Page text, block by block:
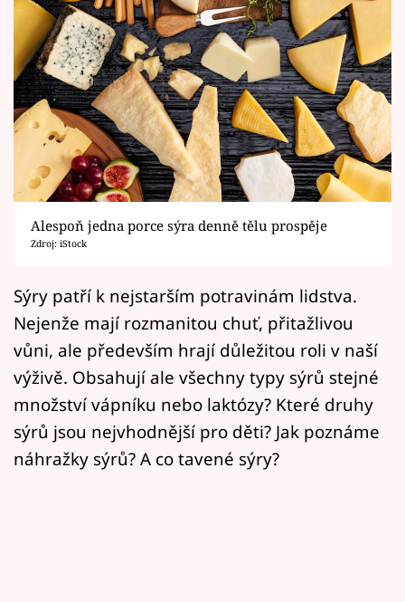
Vztahy
Seriály
Horoskopy
Sledujte prima+
Filmový festival Karlovy Vary
Pořady
Mámy sobě
Přihlášení
Sledujte nás
Alespoň jedna porce sýra denně tělu prospěje
Zdroj: iStock
Sýry patří k nejstarším potravinám lidstva.
Nejenže mají rozmanitou chuť, přitažlivou
vůni, ale především hrají důležitou roli v naší
výživě. Obsahují ale všechny typy sýrů stejné
množství vápníku nebo laktózy? Které druhy
sýrů jsou nejvhodnější pro děti? Jak poznáme
náhražky sýrů? A co tavené sýry?